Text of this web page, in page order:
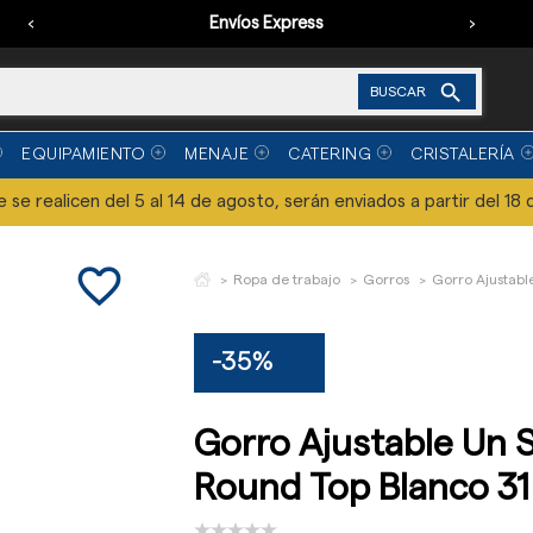
Envíos Express
‹ ›
BUSCAR 
EQUIPAMIENTO MENAJE CATERING CRISTALERÍA
se realicen del 5 al 14 de agosto, serán enviados a partir del
favorite_border Ropa de trabajo Gorros Gorro
-35%
Gorro Ajustable Un
Round Top Blanco